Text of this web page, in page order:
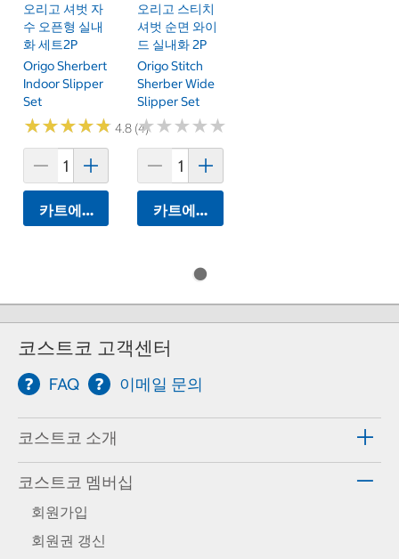
오리고 셔벗 자
수 오픈형 실내
화 세트2P
Origo Sherbert
Indoor Slipper
Set
★★★★★
★★★★★ 4.8 (4)
카트에 담기
오리고 스티치
셔벗 순면 와이
드 실내화 2P
Origo Stitch
Sherber Wide
Slipper Set
★★★★★
★★★★★
카트에 담기
코스트코 고객센터
FAQ 이메일 문의
코스트코 소개
코스트코 멤버십
회원가입
회원권 갱신